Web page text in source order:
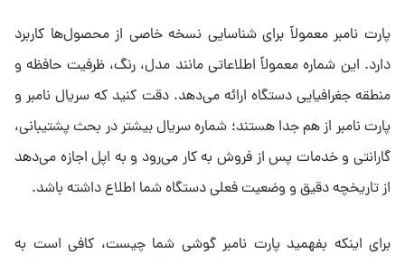
پارت نامبر معمولاً برای شناسایی نسخه خاصی از محصول‌ها کاربرد
دارد. این شماره معمولاً اطلاعاتی مانند مدل، رنگ، ظرفیت حافظه و
منطقه جغرافیایی دستگاه ارائه می‌دهد. دقت کنید که سریال نامبر و
پارت نامبر از هم جدا هستند؛ شماره سریال بیشتر در بحث پشتیبانی،
گارانتی و خدمات پس از فروش به کار می‌رود و به اپل اجازه می‌دهد
از تاریخچه دقیق و وضعیت فعلی دستگاه شما اطلاع داشته باشد.
برای اینکه بفهمید پارت نامبر گوشی شما چیست، کافی است به